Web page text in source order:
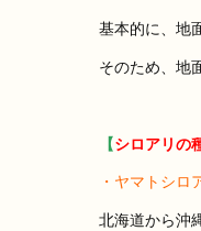
基本的に、地
そのため、地
【シロアリの
・ヤマトシロ
北海道から沖